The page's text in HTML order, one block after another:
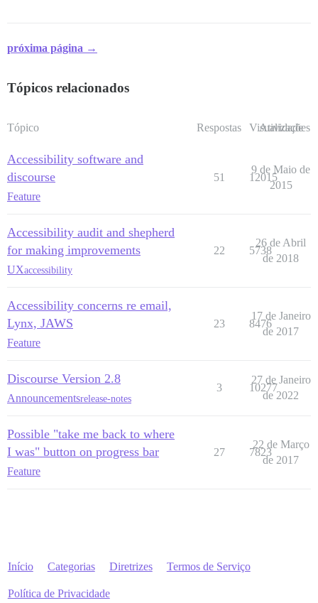
próxima página →
Tópicos relacionados
Tópico Respostas Visualizações
Atividade
Accessibility software and
discourse
Feature
51 12015
9 de Maio de
2015
Accessibility audit and shepherd
for making improvements
UXaccessibility
22 5738
26 de Abril
de 2018
Accessibility concerns re email,
Lynx, JAWS
Feature
23 8476
17 de Janeiro
de 2017
Discourse Version 2.8
Announcementsrelease-notes
3 10277
27 de Janeiro
de 2022
Possible "take me back to where
I was" button on progress bar
Feature
27 7823
22 de Março
de 2017
Início Categorias Diretrizes Termos de Serviço
Política de Privacidade